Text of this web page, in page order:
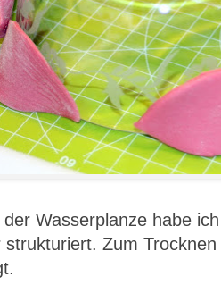
Wasserplanze habe
strukturiert. Zum